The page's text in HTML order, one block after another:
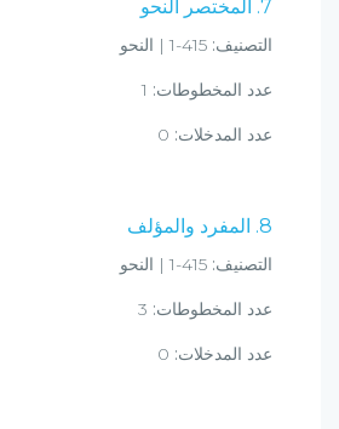
7. المختصر النحو
التصنيف:
عدد المخطوطات:
عدد المدخلات:
8. المفرد والمؤلف
التصنيف:
عدد المخطوطات:
عدد المدخلات: